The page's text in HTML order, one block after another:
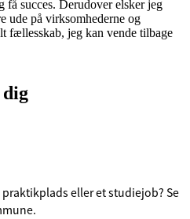
få succes. Derudover elsker jeg
ude på virksomhederne og
fællesskab, jeg kan vende tilbage
eller et studiejob? Se